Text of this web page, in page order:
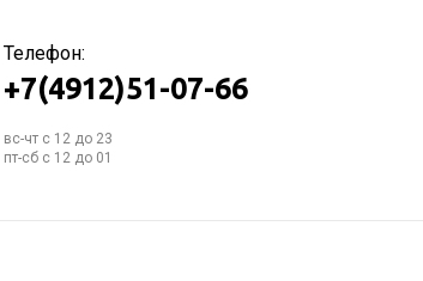
Телефон:
+7(4912)51-07-66
вс-чт с 12 до 23
пт-сб с 12 до 01